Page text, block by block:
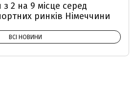
2 на 9 місце серед
ринків Німеччини
ВСІ НОВИНИ